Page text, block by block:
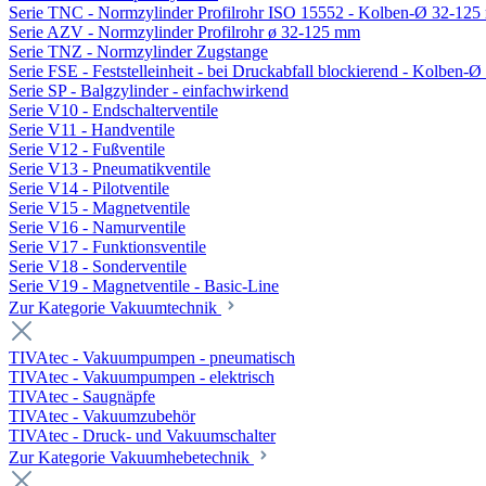
Serie TNC - Normzylinder Profilrohr ISO 15552 - Kolben-Ø 32-125
Serie AZV - Normzylinder Profilrohr ø 32-125 mm
Serie TNZ - Normzylinder Zugstange
Serie FSE - Feststelleinheit - bei Druckabfall blockierend - Kolben-Ø
Serie SP - Balgzylinder - einfachwirkend
Serie V10 - Endschalterventile
Serie V11 - Handventile
Serie V12 - Fußventile
Serie V13 - Pneumatikventile
Serie V14 - Pilotventile
Serie V15 - Magnetventile
Serie V16 - Namurventile
Serie V17 - Funktionsventile
Serie V18 - Sonderventile
Serie V19 - Magnetventile - Basic-Line
Zur Kategorie Vakuumtechnik
TIVAtec - Vakuumpumpen - pneumatisch
TIVAtec - Vakuumpumpen - elektrisch
TIVAtec - Saugnäpfe
TIVAtec - Vakuumzubehör
TIVAtec - Druck- und Vakuumschalter
Zur Kategorie Vakuumhebetechnik